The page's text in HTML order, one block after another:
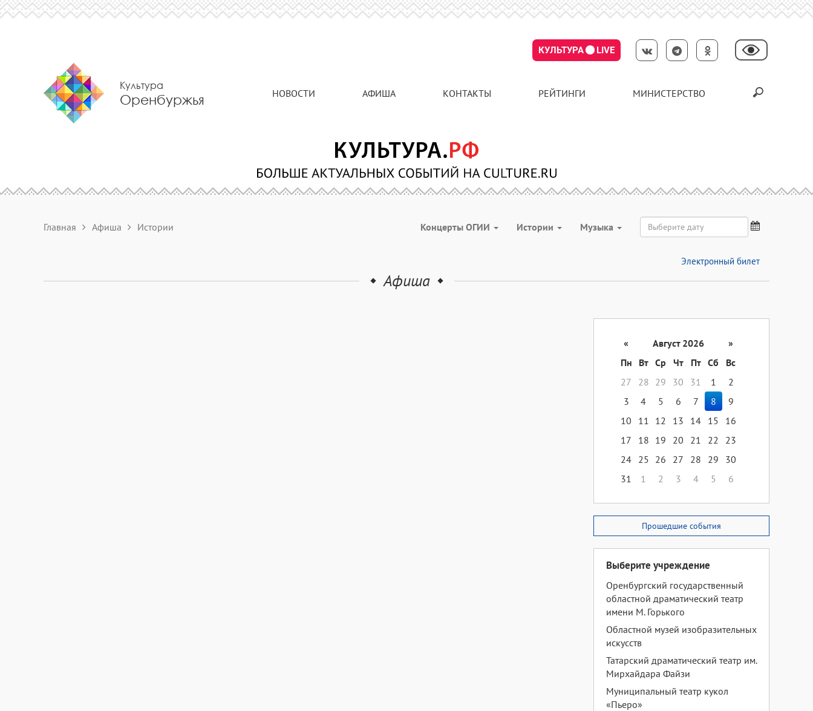
КУЛЬТУРА LIVE
Культура
Оренбуржья НОВОСТИ АФИША КОНТАКТЫ РЕЙТИНГИ МИНИСТЕРСТВО
Главная Афиша Истории Концерты ОГИИ Истории Музыка
Электронный билет
Афиша
« Август 2026
»
Пн
Вт Ср Чт Пт Сб
Вс
27
28 29 30 31 1
2
3
4 5 6 7 8
9
10
11 12 13 14 15
16
17
18 19 20 21 22
23
24 25 26 27 28 29
30
31
1 2 3 4 5 6
Прошедшие события
Выберите учреждение
Оренбургский государственный
областной драматический театр
имени М. Горького
Областной музей изобразительных
искусств
Татарский драматический театр им.
Мирхайдара Файзи
Муниципальный театр кукол
«Пьеро»